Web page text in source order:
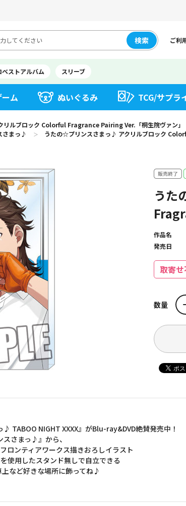
検索 ご利
ストアルバム スリーブ
ーム ぬいぐるみ TCG/サプラ
ルブロック Colorful Fragrance Pairing Ver.「桐生院ヴァン」
さまっ♪ ＞ うたの☆プリンスさまっ♪ アクリルブロック
うた
取寄せ
作品名
発売日
数量
TABOO NIGHT XXXX』がBlu-ray&DVD絶賛発売中！
さまっ♪』から、
ロンティアワークス描きおろしイラスト
使用したスタンド無しで自立できる
など好きな場所に飾ってね♪